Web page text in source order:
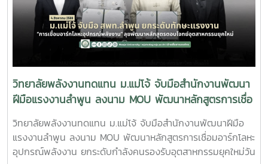
สะอาดและนวัตกรรม พร้อมพัฒนากำลังคนที่มีคุณภาพ เพื่อร่วม
ขับเคลื่อนการพัฒนาพลังงานของประเทศและสร้างสังคมที่ยั่งยืน
ในอนาคต
(AppTech) เพื่อยกระดับเศรษฐกิจฐานราก โดยมุ่งเชื่อมโยงองค์
ความรู้จากสถาบันการศึกษาสู่การใช้ประโยชน์ในชุมชน ผ่านการ
พัฒนาเทคโนโลยีที่เหมาะสม การสร้างนวัตกรชุมชน และการ
พัฒนา แพลตฟอร์ม AppTech ซึ่งเป็นระบบสนับสนุนการ
ถ่ายทอดเทคโนโลยี การเชื่อมโยงเครือข่ายความร่วมมือ และการ
สร้างโอกาสในการเพิ่มรายได้ให้แก่ประชาชนอย่างยั่งยืนประเด็น
สำคัญภายในงาน ประกอบด้วย - การพัฒนาเทคโนโลยีที่เหมาะ
สม (Appropriate Technology) เพื่อการพัฒนาชุมชน- การ
สร้างและพัฒนานวัตกรชุมชนเพื่อขับเคลื่อนเศรษฐกิจฐานราก -
การประยุกต์ใช้แพลตฟอร์ม AppTech เพื่อถ่ายทอดองค์ความรู้
และเชื่อมโยงเครือข่าย - การแลกเปลี่ยนประสบการณ์ระหว่าง
วิทยาลัยพลังงานทดแทน ม.แม่โจ้ จับมือสำนักงานพัฒนา
ฝีมือแรงงานลำพูน ลงนาม MOU พัฒนาหลักสูตรการเชื่อ
มอาร์กโลหะอุปกรณ์พลังงาน ยกระดับกำลังคนรองรับ
อุตสาหกรรมยุคใหม่
วิทยาลัยพลังงานทดแทน ม.แม่โจ้ จับมือสำนักงานพัฒนาฝีมือ
แรงงานลำพูน ลงนาม MOU พัฒนาหลักสูตรการเชื่อมอาร์กโลหะ
อุปกรณ์พลังงาน ยกระดับกำลังคนรองรับอุตสาหกรรมยุคใหม่วัน